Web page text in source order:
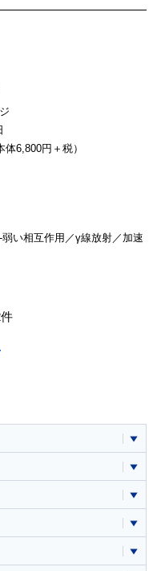
6,800円＋税）
い相互作用／γ線放射／加速